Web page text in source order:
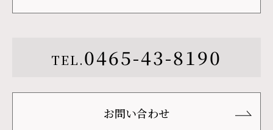
TEL.0465-43-8190
お問い合わせ